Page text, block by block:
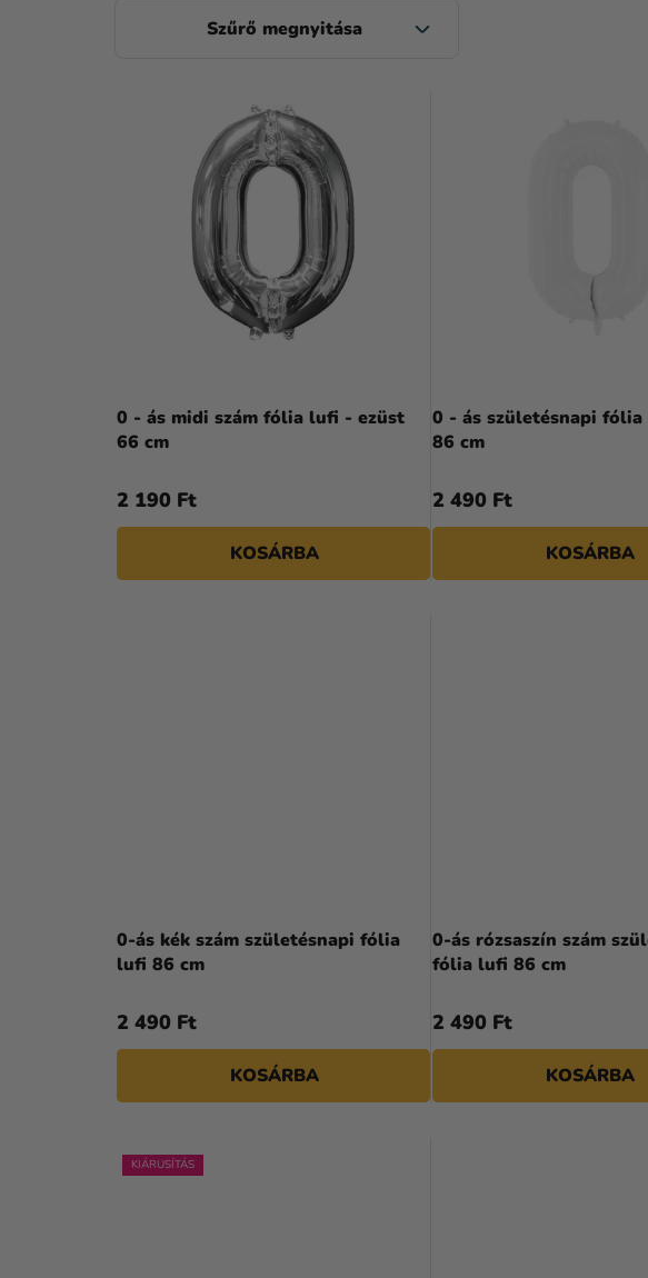
E
L
L
I
S
T
Á
0 - ás midi szám fólia lufi - ezüst
66 cm
2 190 Ft
KOSÁRBA
0 - ás születésnapi
86 cm
2 490 Ft
KOSÁRBA
0-ás kék szám születésnapi fólia
lufi 86 cm
2 490 Ft
KOSÁRBA
0-ás rózsaszín szám
fólia lufi 86 cm
2 490 Ft
KOSÁRBA
KIÁRUSÍTÁS